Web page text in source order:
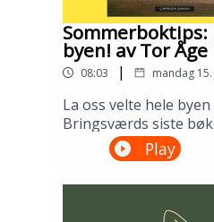
Sommerboktips:
byen! av Tor
08:03 | mandag
La oss velte hele
Bringsværds siste
dystopisk
urettferdig verden.
håp. Lån den på
Ellen Vinje og
Play